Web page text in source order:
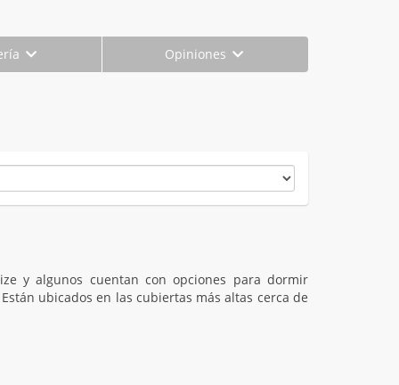
Opiniones
y algunos cuentan con opciones para dormir
ubicados en las cubiertas más altas cerca de